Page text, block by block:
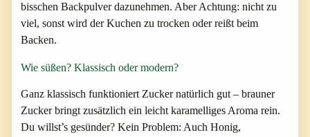
bisschen Backpulver dazunehmen. Aber Achtung: nicht zu
viel, sonst wird der Kuchen zu trocken oder reißt beim
Backen.
Wie süßen? Klassisch oder modern?
Ganz klassisch funktioniert Zucker natürlich gut – brauner
Zucker bringt zusätzlich ein leicht karamelliges Aroma rein.
Du willst’s gesünder? Kein Problem: Auch Honig,